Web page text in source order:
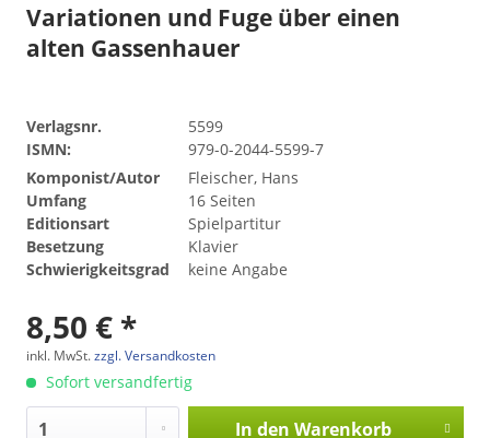
Variationen und Fuge über einen
alten Gassenhauer
Verlagsnr.
5599
ISMN:
979-0-2044-5599-7
Komponist/Autor
Fleischer, Hans
Umfang
16 Seiten
Editionsart
Spielpartitur
Besetzung
Klavier
Schwierigkeitsgrad
keine Angabe
8,50 € *
inkl. MwSt.zzgl. Versandkosten
Sofort versandfertig
In den Warenkorb